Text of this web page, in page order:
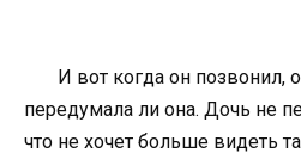
И вот когда он позвонил,
передумала ли она. Дочь не
что не хочет больше видеть